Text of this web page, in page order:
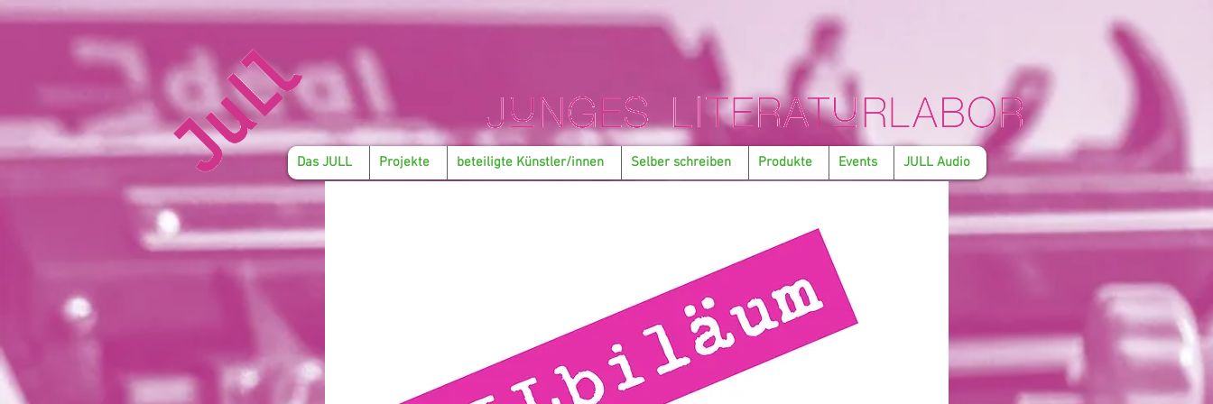
Das JULL Projekte beteiligte Künstler/innen Selber schreiben Produkte Events JULL Audio